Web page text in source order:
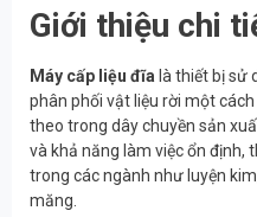
Giới thiệu chi
Máy cấp liệu đĩa là thiết bị sử
phân phối vật liệu rời một
theo trong dây chuyền sản
và khả năng làm việc ổn định,
trong các ngành như luyện
măng.